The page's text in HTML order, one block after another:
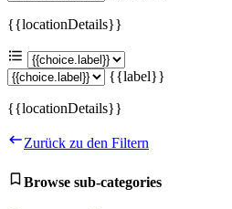
{{locationDetails}}
{{label}}
{{locationDetails}}
Zurück zu den Filtern
Browse sub-categories